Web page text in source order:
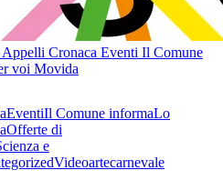
Appelli Cronaca Eventi Il Comune
voi Movida
EventiIl Comune informaLo
Offerte di
e
Videoartecarnevale